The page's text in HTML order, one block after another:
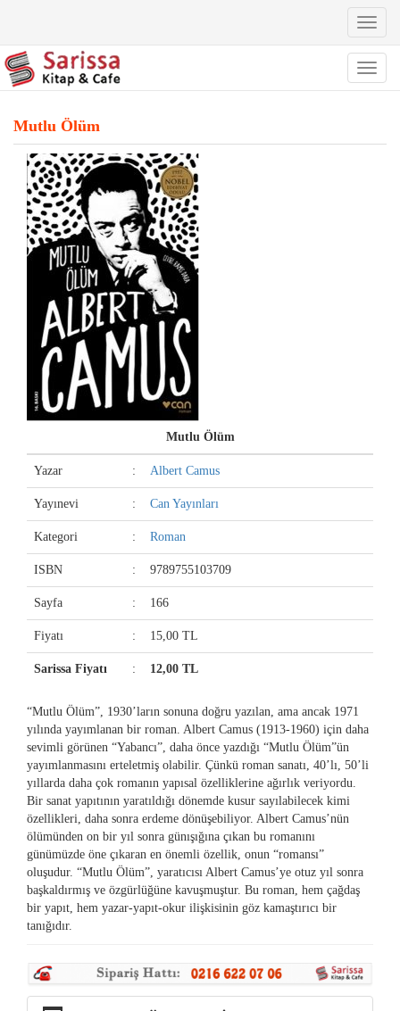
Toggle
Toggle
Mutlu Ölüm
Mutlu Ölüm
Yazar : Albert Camus
Yayınevi : Can Yayınları
Kategori : Roman
ISBN : 9789755103709
Sayfa : 166
Fiyatı : 15,00 TL
Sarissa Fiyatı : 12,00 TL
“Mutlu Ölüm”, 1930’ların sonuna doğru yazılan, ama ancak 1971
yılında yayımlanan bir roman. Albert Camus (1913-1960) için daha
sevimli görünen “Yabancı”, daha önce yazdığı “Mutlu Ölüm”ün
yayımlanmasını erteletmiş olabilir. Çünkü roman sanatı, 40’lı, 50’li
yıllarda daha çok romanın yapısal özelliklerine ağırlık veriyordu.
Bir sanat yapıtının yaratıldığı dönemde kusur sayılabilecek kimi
özellikleri, daha sonra erdeme dönüşebiliyor. Albert Camus’nün
ölümünden on bir yıl sonra günışığına çıkan bu romanını
günümüzde öne çıkaran en önemli özellik, onun “romansı”
oluşudur. “Mutlu Ölüm”, yaratıcısı Albert Camus’ye otuz yıl sonra
başkaldırmış ve özgürlüğüne kavuşmuştur. Bu roman, hem çağdaş
bir yapıt, hem yazar-yapıt-okur ilişkisinin göz kamaştırıcı bir
tanığıdır.